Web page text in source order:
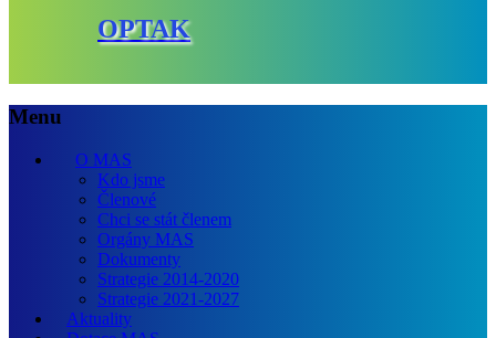
OPTAK
Menu
O MAS
Kdo jsme
Členové
Chci se stát členem
Orgány MAS
Dokumenty
Strategie 2014-2020
Strategie 2021-2027
Aktuality